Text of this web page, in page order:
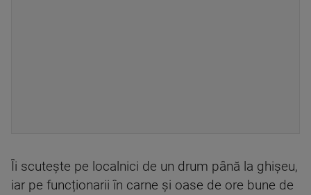
Îi scutește pe localnici de un drum până la ghișeu,
iar pe funcționarii în carne și oase de ore bune de